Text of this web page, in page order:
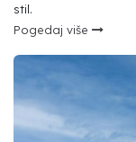
stil.
Pogedaj više